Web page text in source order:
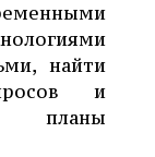
найти
и
планы